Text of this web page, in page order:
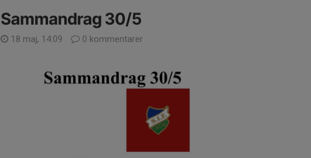
Sammandrag 30/5
18 maj, 14:09 0 kommentarer